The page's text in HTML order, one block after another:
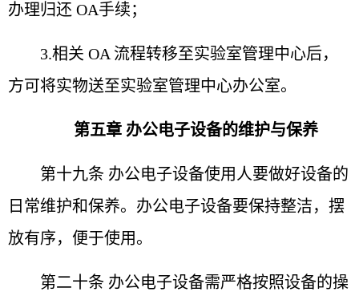
办理归还 OA手续；
3.相关 OA 流程转移至实验室管理中心后，
方可将实物送至实验室管理中心办公室。
第五章 办公电子设备的维护与保养
第十九条 办公电子设备使用人要做好设备的
日常维护和保养。办公电子设备要保持整洁，摆
放有序，便于使用。
第二十条 办公电子设备需严格按照设备的操